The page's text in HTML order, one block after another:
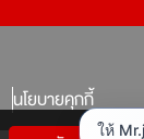
นโยบายคุกกี้